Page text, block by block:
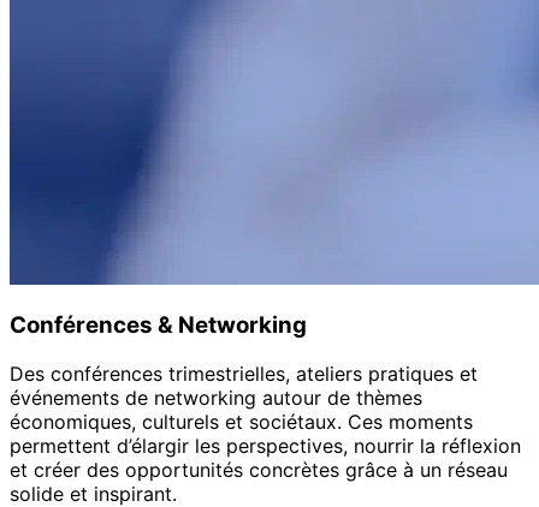
Conférences & Networking
Des conférences trimestrielles, ateliers pratiques et
événements de networking autour de thèmes
économiques, culturels et sociétaux. Ces moments
permettent d’élargir les perspectives, nourrir la réflexion
et créer des opportunités concrètes grâce à un réseau
solide et inspirant.